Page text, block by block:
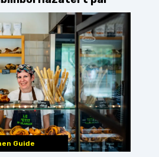
Guide